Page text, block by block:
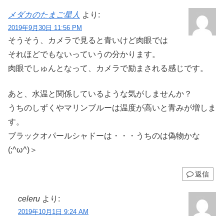
メダカのたまご星人 より:
2019年9月30日 11:56 PM
そうそう、カメラで見ると青いけど肉眼では
それほどでもないっていうの分かります。
肉眼でしゅんとなって、カメラで励まされる感じです。
あと、水温と関係しているような気がしませんか？
うちのしずくやマリンブルーは温度が高いと青みが増しま
す。
ブラックオパールシャドーは・・・うちのは偽物かな
(;^ω^)＞
返信
celeru より:
2019年10月1日 9:24 AM